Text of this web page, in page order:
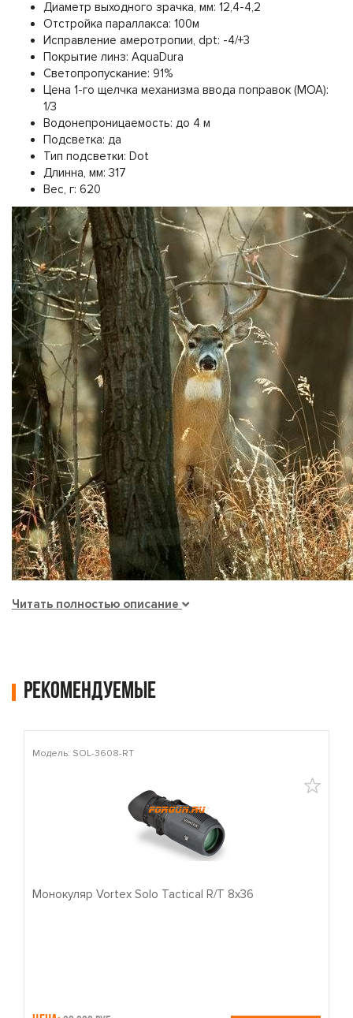
Диаметр выходного зрачка, мм: 12,4-4,2
Отстройка параллакса: 100м
Исправление амеротропии, dpt: -4/+3
Покрытие линз: AquaDura
Светопропускание: 91%
Цена 1-го щелчка механизма ввода поправок (МОА):
1/3
Водонепроницаемость: до 4 м
Подсветка: да
Тип подсветки: Dot
Длинна, мм: 317
Вес, г: 620
Читать полностью описание
Рекомендуемые
Модель: SOL-3608-RT
Монокуляр Vortex Solo Tactical R/T 8x36